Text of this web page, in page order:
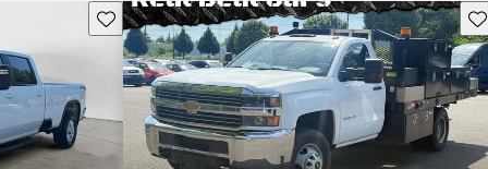
Guarda este Aviso